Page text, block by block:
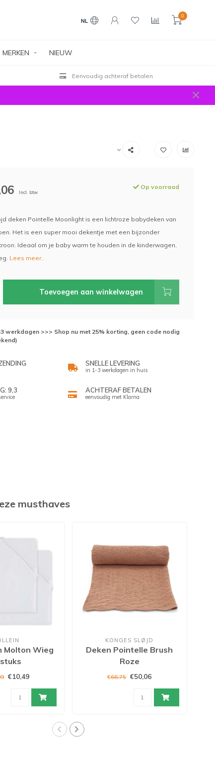
NL
0
MERKEN NIEUW
Eenvoudig achteraf betalen
Incl. btw
Op voorraad
deken Pointelle Moonlight is een lichtroze babydeken van
Het is een super mooi dekentje met een bijzonder
Ideaal om je baby warm te houden in de kinderwagen,
Lees meer..
Toevoegen aan winkelwagen
werkdagen >>> Shop nu met 25% korting, geen code nodig
SNELLE LEVERING
in 1-3 werkdagen in huis
9,3 ACHTERAF BETALEN
eenvoudig met Klarna
musthaves
Molton Wieg
€10,49
KONGES SLØJD
Deken Pointelle Brush
Roze
€66,75 €50,06